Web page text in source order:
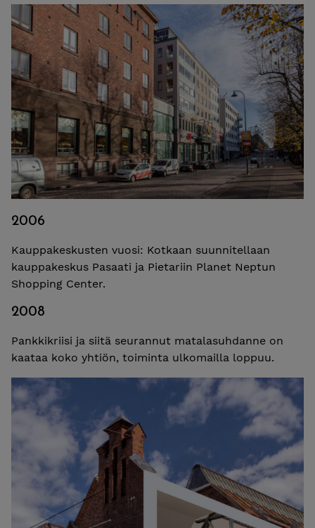
2006
Kauppakeskusten vuosi: Kotkaan suunnitellaan
kauppakeskus Pasaati ja Pietariin Planet Neptun
Shopping Center.
2008
Pankkikriisi ja siitä seurannut matalasuhdanne on
kaataa koko yhtiön, toiminta ulkomailla loppuu.